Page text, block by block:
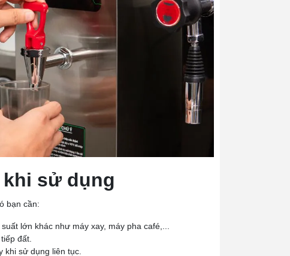
sử dụng
bạn cần:
lớn khác như máy xay, máy pha café,...
đất.
khi sử dụng liên tục.